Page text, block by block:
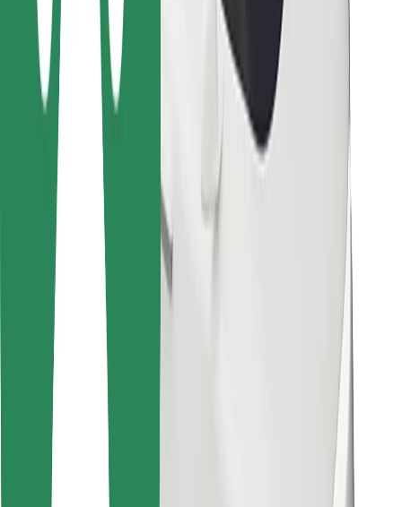
Para restaurantes
Bolt for Business
Outros
Fornecedores
Termos & Condições
Segurança
Uma viagem em poucos minutos!
Instalar app da Bolt
Encontra o teu prato favorito!